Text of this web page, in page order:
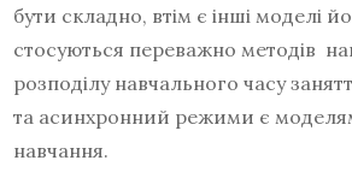
бути складно, втім є інші моделі
стосуються переважно методів
розподілу навчального часу
та асинхронний режими є
навчання.